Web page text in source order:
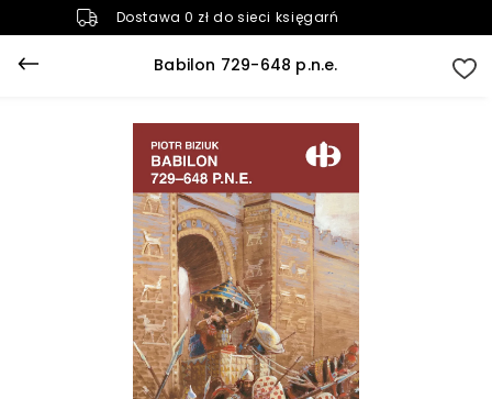
Dostawa 0 zł do sieci księgarń
Babilon 729-648 p.n.e.